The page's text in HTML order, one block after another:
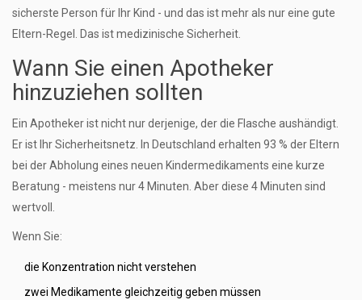
sicherste Person für Ihr Kind - und das ist mehr als nur eine gute
Eltern-Regel. Das ist medizinische Sicherheit.
Wann Sie einen Apotheker
hinzuziehen sollten
Ein Apotheker ist nicht nur derjenige, der die Flasche aushändigt.
Er ist Ihr Sicherheitsnetz. In Deutschland erhalten 93 % der Eltern
bei der Abholung eines neuen Kindermedikaments eine kurze
Beratung - meistens nur 4 Minuten. Aber diese 4 Minuten sind
wertvoll.
Wenn Sie:
die Konzentration nicht verstehen
zwei Medikamente gleichzeitig geben müssen